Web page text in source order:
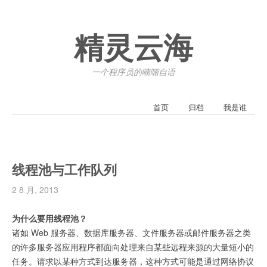
精灵云海
一个程序员的喃喃自语
首页 归档 我是谁
线程池与工作队列
2 8 月, 2013
为什么要用线程池？
诸如 Web 服务器、数据库服务器、文件服务器或邮件服务器之类
的许多服务器应用程序都面向处理来自某些远程来源的大量短小的
任务。请求以某种方式到达服务器，这种方式可能是通过网络协议